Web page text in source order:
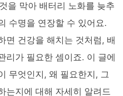
을 막아 배터리 노화를 늦추
수명을 연장할 수 있어요.
면 건강을 해치는 것처럼, 배
리가 필요한 셈이죠. 이 글에
무엇인지, 왜 필요한지, 그
는지에 대해 자세히 알려드